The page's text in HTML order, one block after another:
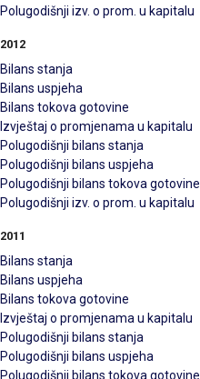
Polugodišnji izv. o prom. u kapitalu
2012
Bilans stanja
Bilans uspjeha
Bilans tokova gotovine
Izvještaj o promjenama u kapitalu
Polugodišnji bilans stanja
Polugodišnji bilans uspjeha
Polugodišnji bilans tokova gotovine
Polugodišnji izv. o prom. u kapitalu
2011
Bilans stanja
Bilans uspjeha
Bilans tokova gotovine
Izvještaj o promjenama u kapitalu
Polugodišnji bilans stanja
Polugodišnji bilans uspjeha
Polugodišnji bilans tokova gotovine